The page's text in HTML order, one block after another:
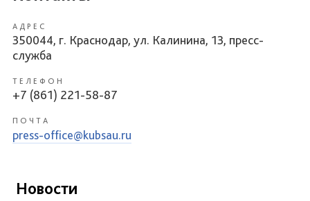
АДРЕС
350044, г. Краснодар, ул. Калинина, 13, пресс-
служба
ТЕЛЕФОН
+7 (861) 221-58-87
ПОЧТА
press-office@kubsau.ru
Новости